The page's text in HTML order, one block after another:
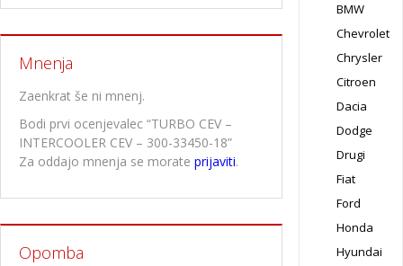
Mnenja
Zaenkrat še ni mnenj.
Bodi prvi ocenjevalec “TURBO CEV –
INTERCOOLER CEV – 300-33450-18”
Za oddajo mnenja se morate prijaviti.
Opomba
BMW
Chevrolet
Chrysler
Citroen
Dacia
Dodge
Drugi
Fiat
Ford
Honda
Hyundai